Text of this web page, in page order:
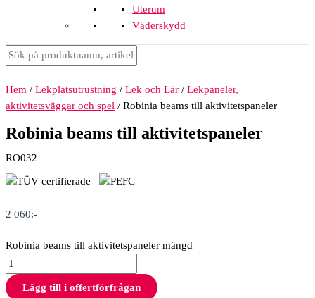
Uterum
Väderskydd
Hem / Lekplatsutrustning / Lek och Lär / Lekpaneler,
aktivitetsväggar och spel / Robinia beams till aktivitetspaneler
Robinia beams till aktivitetspaneler
RO032
2 060:-
Robinia beams till aktivitetspaneler mängd
Lägg till i offertförfrågan